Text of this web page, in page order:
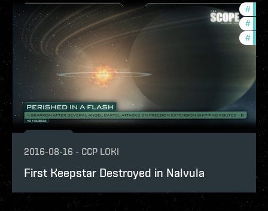
#
# in-
#
2016-08-16 - CCP LOKI
First Keepstar Destroyed in Nalvula